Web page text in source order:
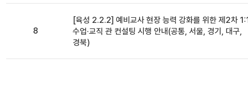
8
일반
[육성 2.2.2] 예비교사 현장 능력 강화를 위한 제2차
수업·교직 관 컨설팅 시행 안내(공통, 서울, 경기, 대구,
경북)